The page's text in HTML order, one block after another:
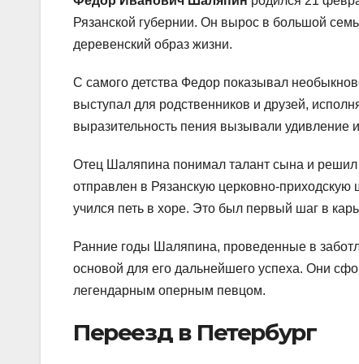
Рязанской губернии. Он вырос в большой
деревенский образ жизни.
С самого детства Федор показывал
выступал для родственников и друзей,
выразительность пения вызывали
Отец Шаляпина понимал талант сына и решил
отправлен в Рязанскую церковно-приходскую
учился петь в хоре. Это был первый шаг в
Ранние годы Шаляпина, проведенные в
основой для его дальнейшего успеха. Они
легендарным оперным певцом.
Переезд в Петербург